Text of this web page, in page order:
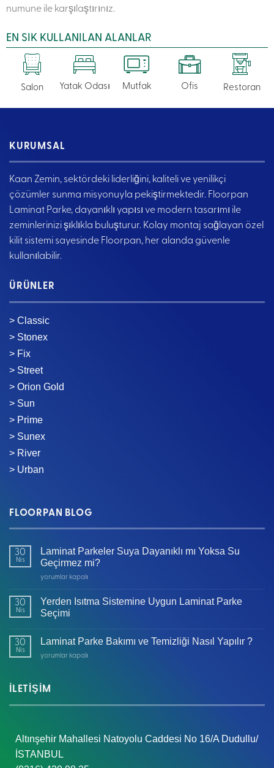
numune ile karşılaştırınız.
EN SIK KULLANILAN ALANLAR
Salon Yatak Odası Mutfak Ofis Restoran
KURUMSAL
Kaan Zemin, sektördeki liderliğini, kaliteli ve yenilikçi
çözümler sunma misyonuyla pekiştirmektedir. Floorpan
Laminat Parke, dayanıklı yapısı ve modern tasarımı ile
zeminlerinizi şıklıkla buluşturur. Kolay montaj sağlayan özel
kilit sistemi sayesinde Floorpan, her alanda güvenle
kullanılabilir.
ÜRÜNLER
> Classic
> Stonex
> Fix
> Street
> Orion Gold
> Sun
> Prime
> Sunex
> River
> Urban
FLOORPAN BLOG
30
Nis
Laminat Parkeler Suya Dayanıklı mı Yoksa Su
Geçirmez mi?
Laminat
Suya
Dayanıklı
Su
mi?
yorumlar kapalı
30
Nis
Yerden Isıtma Sistemine Uygun Laminat Parke
Seçimi
30
Nis
Laminat Parke Bakımı ve Temizliği Nasıl Yapılır ?
Laminat
ve
Nasıl
için
yorumlar kapalı
İLETİŞİM
Altınşehir Mahallesi Natoyolu Caddesi No 16/A Dudullu/
İSTANBUL